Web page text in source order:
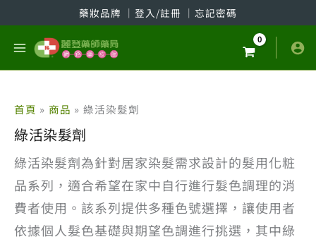
至
藥妝品牌 │ 登入/註冊 │ 忘記密碼
首頁 商品 綠活染髮劑
綠活染髮劑
綠活染髮劑為針對居家染髮需求設計的髮用化粧
品系列，適合希望在家中自行進行髮色調理的消
費者使用。該系列提供多種色號選擇，讓使用者
依據個人髮色基礎與期望色調進行挑選，其中綠